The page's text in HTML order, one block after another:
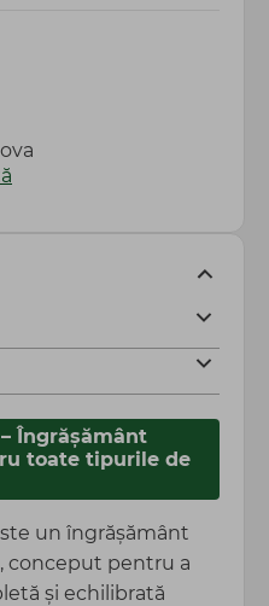
Îngrășământ
toate tipurile de
un îngrășământ
conceput pentru a
și echilibrată